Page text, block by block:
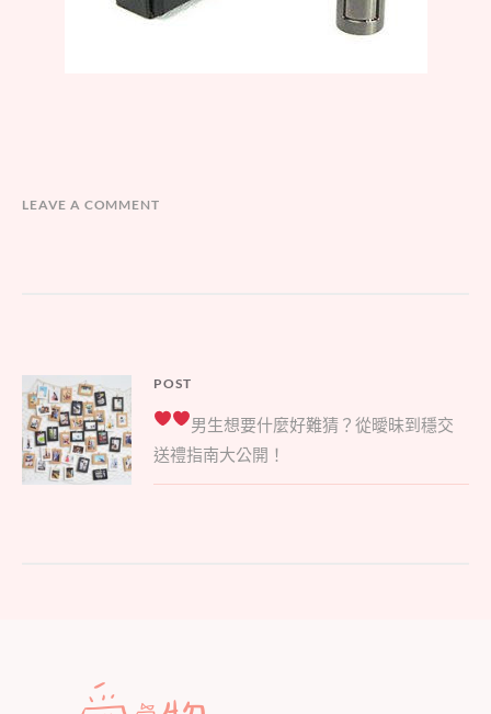
LEAVE A COMMENT
文
章
導
覽
POST
Parent
post:
男生想要什麼好難猜？從曖昧到穩交
送禮指南大公開！